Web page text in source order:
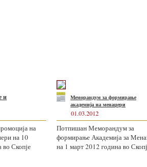
и
на
на 10
во Скопје
Меморандум за формирање
академија на менаџери
01.03.2012
Потпишан Меморандум за
формирање Академија за
на 1 март 2012 година во